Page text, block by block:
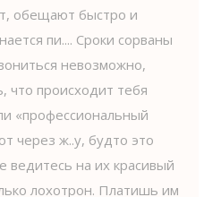
обещают быстро и
пи.... Сроки сорваны
невозможно,
что происходит тебя
«профессиональный
через ж..у, будто это
ведитесь на их красивый
лохотрон. Платишь им